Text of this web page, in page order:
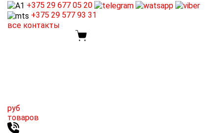
+375 29 677 05 20
+375 29 577 93 31
все контакты
руб
товаров